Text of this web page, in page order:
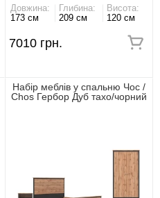
Довжина:
173 см
Глибина:
209 см
Висота:
120 см
7010 грн.
Набір меблів у спальню Чос /
Chos Гербор Дуб тахо/чорний